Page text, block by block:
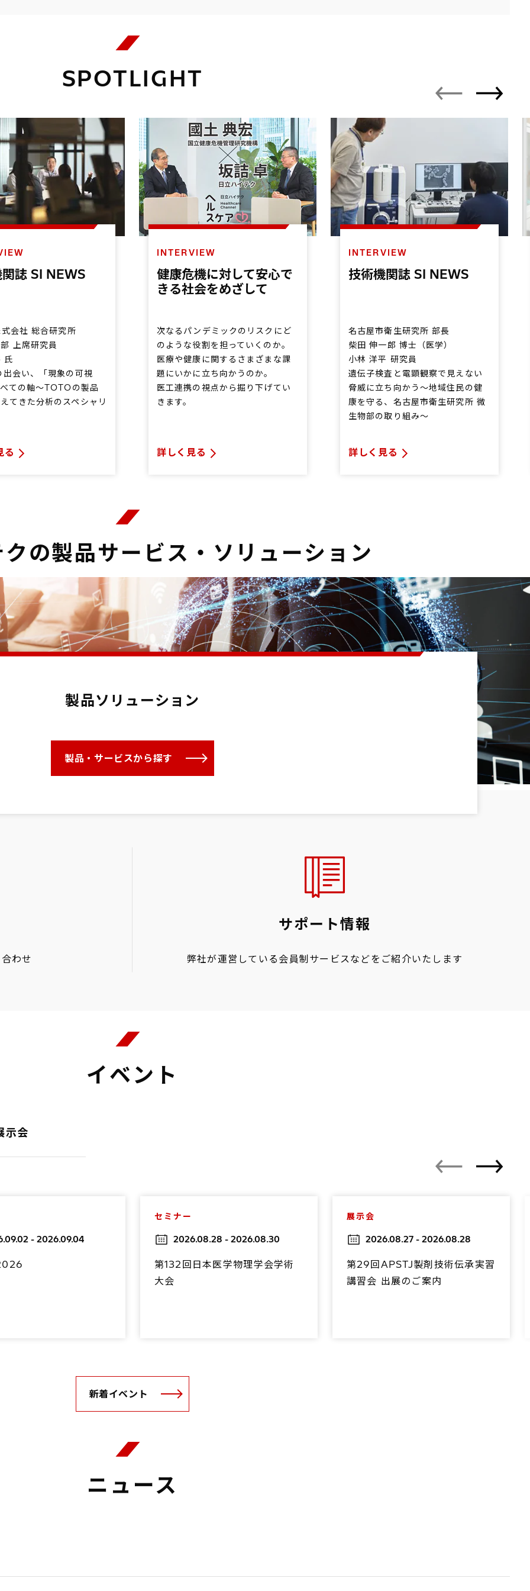
SPOTLIGHT
誌 SI NEWS
会社 総合研究所
上席研究員
氏
出会い、「現象の可視
ての軸～TOTOの製品
てきた分析のスペシャリ
る
INTERVIEW
健康危機に対して安心で
きる社会をめざして
次なるパンデミックのリスクにど
のような役割を担っていくのか。
医療や健康に関するさまざまな課
題にいかに立ち向かうのか。
医工連携の視点から掘り下げてい
きます。
詳しく見る
INTERVIEW
技術機関誌 SI NEWS
名古屋市衛生研究所 部長
柴田 伸一郎 博士（医学）
小林 洋平 研究員
遺伝子検査と電顕観察で見えない
脅威に立ち向かう～地域住民の健
康を守る、名古屋市衛生研究所 微
生物部の取り組み～
詳しく見る
の製品サービス・ソリューション
製品ソリューション
製品・サービスから探す
わせ
サポート情報
弊社が運営している会員制サービスなどをご紹介いたします
イベント
示会
- 2026.09.04
セミナー
2026.08.28 - 2026.08.30
第132回日本医学物理学会学術
大会
展示会
2026.08.27 - 2026.08.28
第29回APSTJ製剤技術伝承実習
講習会 出展のご案内
新着イベント
ニュース